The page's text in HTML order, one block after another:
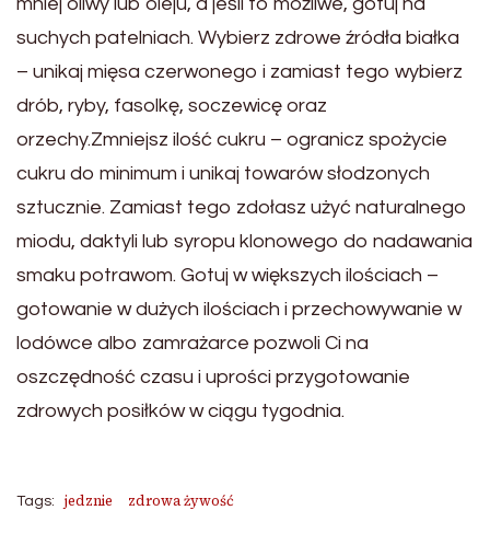
suchych patelniach. Wybierz zdrowe źródła białka
– unikaj mięsa czerwonego i zamiast tego wybierz
drób, ryby, fasolkę, soczewicę oraz
orzechy.Zmniejsz ilość cukru – ogranicz spożycie
cukru do minimum i unikaj towarów słodzonych
sztucznie. Zamiast tego zdołasz użyć naturalnego
miodu, daktyli lub syropu klonowego do nadawania
smaku potrawom. Gotuj w większych ilościach –
gotowanie w dużych ilościach i przechowywanie w
lodówce albo zamrażarce pozwoli Ci na
oszczędność czasu i uprości przygotowanie
zdrowych posiłków w ciągu tygodnia.
Tags: jedznie zdrowa żywość